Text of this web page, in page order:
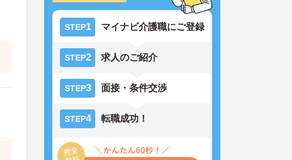
STEP1 マイナビ介護職にご登録
STEP2 求人のご紹介
STEP3 面接・条件交渉
STEP4 転職成功！